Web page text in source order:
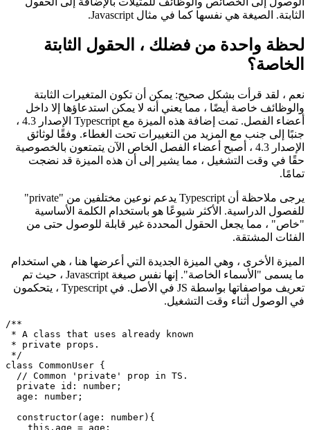
الوصول إلى الخصائص والوظائف للمثيلات بالإضافة إلى الحقول
الثابتة. الصيغة هي نفسها كما في مثال Javascript.
لحظة واحدة من فضلك ، الحقول الثابتة
الخاصة؟
نعم ، لقد قرأت بشكل صحيح: يمكن أن تكون المتغيرات الثابتة
والوظائف خاصة أيضًا ، مما يعني أنه لا يمكن استدعاؤها إلا داخل
جنبًا إلى جنب مع المزيد من التغييرات تحت الغطاء. وفقًا لوثائق
حقًا في وقت التشغيل ، مما يشير إلى أن هذه الميزة قد نضجت
تمامًا.
"خاص" ، مما يجعل الحقول المحددة غير قابلة للوصول حتى من
الفئات المشتقة.
الميزة الأخرى ، وهي الميزة الجديدة التي أعرضها هنا ، هي استخدام
تعريف مواصفاتها بواسطة JS في الأصل. في Typescript ، يتحكمون
في الوصول أثناء وقت التشغيل.
/**
* A class that uses already known
* private props.
*/
class CommonUser {
  // Common 'private' prop in TS.
  private id: number;